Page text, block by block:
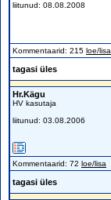
liitunud: 08.08.2008
Kommentaarid: 215 loe/lisa
tagasi üles
Hr.Kägu
HV kasutaja
liitunud: 03.08.2006
Kommentaarid: 72 loe/lisa
tagasi üles